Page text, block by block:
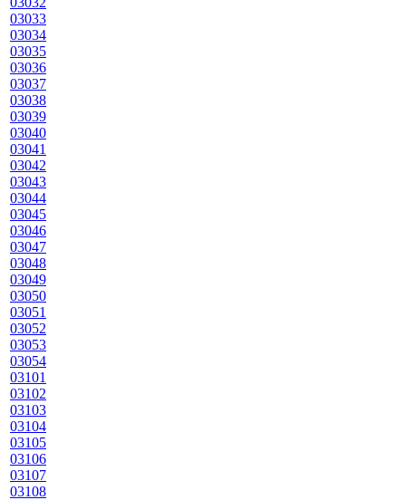
03033
03034
03035
03036
03037
03038
03039
03040
03041
03042
03043
03044
03045
03046
03047
03048
03049
03050
03051
03052
03053
03054
03101
03102
03103
03104
03105
03106
03107
03108